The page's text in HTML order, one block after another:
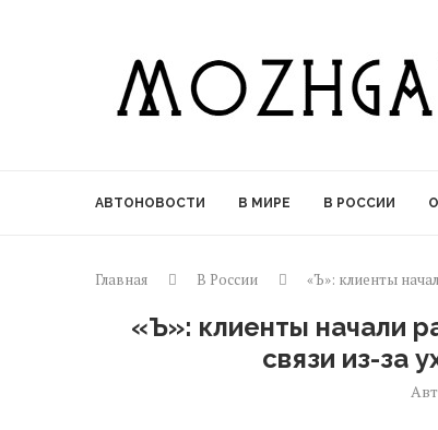
АВТОНОВОСТИ В МИРЕ В РОССИИ
Главная В России «Ъ»: клиенты
«Ъ»: клиенты начали
связи из-за